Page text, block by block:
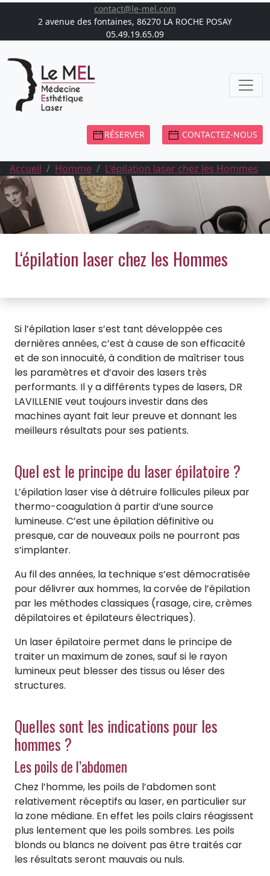
05.49.19.65.09
2 avenue des fontaines, 86270 LA ROCHE POSAY
contact@le-mel.com
RÉSERVER CONTACTEZ-NOUS
Accueil Homme L‘épilation laser chez les Hommes
L‘épilation laser chez les Hommes
Si l’épilation laser s’est tant développée ces
dernières années, c’est à cause de son efficacité
et de son innocuité, à condition de maîtriser tous
les paramètres et d’avoir des lasers très
performants. Il y a différents types de lasers, DR
LAVILLENIE veut toujours investir dans des
machines ayant fait leur preuve et donnant les
meilleurs résultats pour ses patients.
Quel est le principe du laser épilatoire ?
L’épilation laser vise à détruire follicules pileux par
thermo-coagulation à partir d’une source
lumineuse. C’est une épilation définitive ou
presque, car de nouveaux poils ne pourront pas
s’implanter.
Au fil des années, la technique s’est démocratisée
pour délivrer aux hommes, la corvée de l’épilation
par les méthodes classiques (rasage, cire, crèmes
dépilatoires et épilateurs électriques).
Un laser épilatoire permet dans le principe de
traiter un maximum de zones, sauf si le rayon
lumineux peut blesser des tissus ou léser des
structures.
Quelles sont les indications pour les
hommes ?
Les poils de l’abdomen
Chez l’homme, les poils de l’abdomen sont
relativement réceptifs au laser, en particulier sur
la zone médiane. En effet les poils clairs réagissent
plus lentement que les poils sombres. Les poils
blonds ou blancs ne doivent pas être traités car
les résultats seront mauvais ou nuls.